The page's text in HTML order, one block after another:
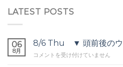
LATEST POSTS
06
8月
8/6 Thu ▼ 頭前後のウ
8/6
コメントを受け付けていません